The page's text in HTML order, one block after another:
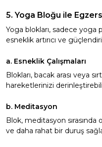
5. Yoga Bloğu ile
Yoga blokları, sadece yoga
esneklik artırıcı ve
a. Esneklik Çalışmaları
Blokları, bacak arası veya
hareketlerinizi
b. Meditasyon
Blok, meditasyon
ve daha rahat bir duruş